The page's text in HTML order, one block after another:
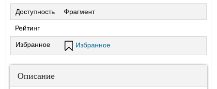
Доступность Фрагмент
Рейтинг
Избранное Избранное
Описание